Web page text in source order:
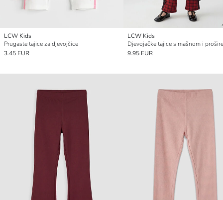
LCW Kids
Prugaste tajice za djevojčice
3.45 EUR
LCW Kids
9.95 EUR